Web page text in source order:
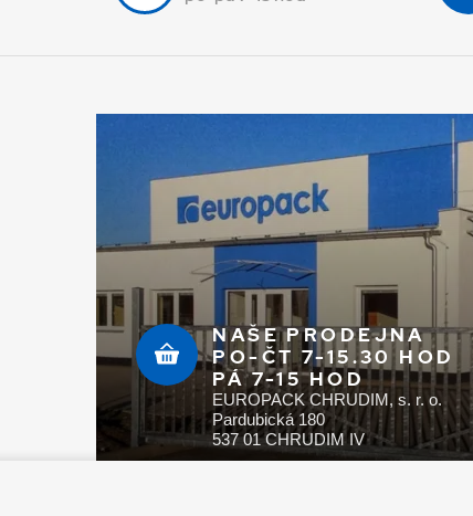
NAŠE PRODEJNA
PO-ČT 7-15.30 HOD
PÁ 7-15 HOD
EUROPACK CHRUDIM, s. r. o.
Pardubická 180
537 01 CHRUDIM IV